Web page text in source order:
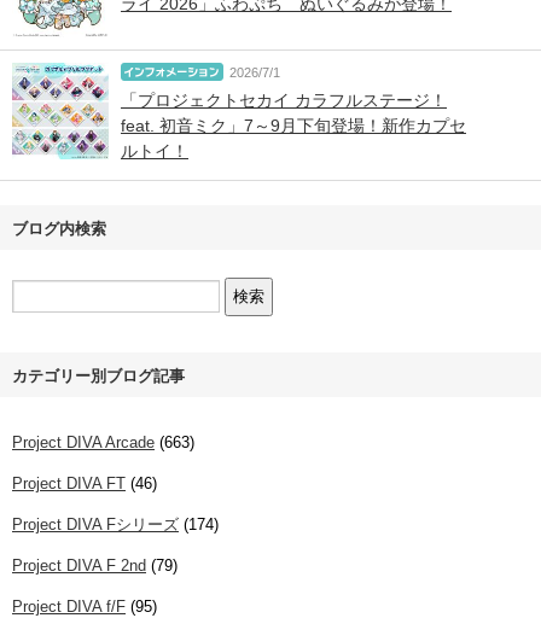
2026/7/1
「プロジェクトセカイ カラフルステージ！
feat. 初音ミク」7～9月下旬登場！新作カプセ
ルトイ！
ブログ内検索
カテゴリー別ブログ記事
Project DIVA Arcade (663)
Project DIVA FT (46)
Project DIVA Fシリーズ (174)
Project DIVA F 2nd (79)
Project DIVA f/F (95)